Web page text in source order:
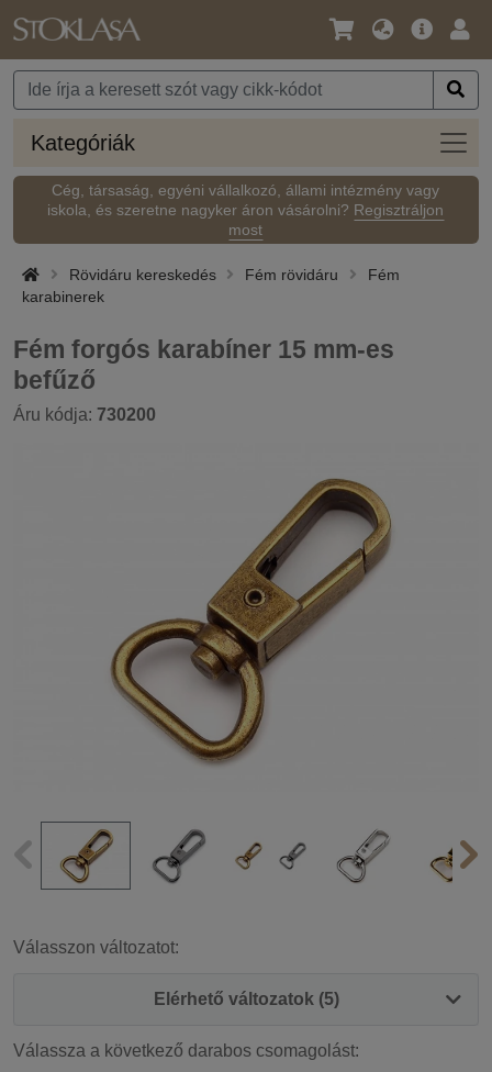
Nyelv
Pénznem
Fő
Kategóriák
Cég, társaság, egyéni vállalkozó, állami intézmény vagy
iskola, és szeretne nagyker áron vásárolni? Regisztráljon
most
Rövidáru kereskedés Fém rövidáru
Fém
karabinerek
Fém forgós karabíner 15 mm-es
befűző
Áru kódja: 730200
Válasszon változatot:
Elérhető változatok (5)
Válassza a következő darabos csomagolást: